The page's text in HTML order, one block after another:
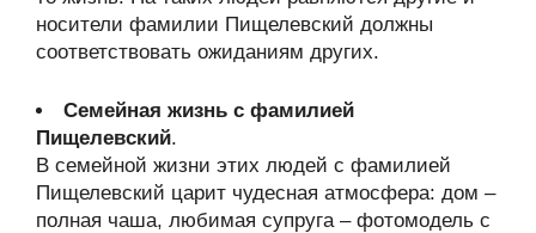
носители фамилии Пищелевский должны
соответствовать ожиданиям других.
Семейная жизнь с фамилией
Пищелевский.
В семейной жизни этих людей с фамилией
Пищелевский царит чудесная атмосфера: дом –
полная чаша, любимая супруга – фотомодель с